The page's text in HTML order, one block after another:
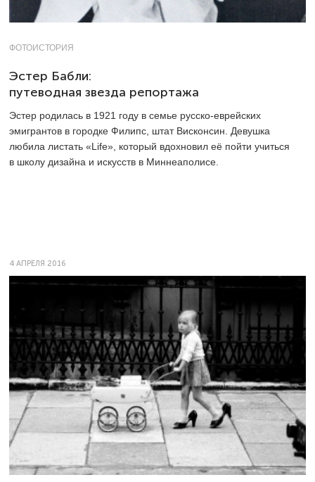
ФОТОИСТОРИЯ
Эстер Бабли:
путеводная звезда репортажа
Эстер родилась в 1921 году в семье русско-еврейских
эмигрантов в городке Филипс, штат Висконсин. Девушка
любила листать «Life», который вдохновил её пойти учиться
в школу дизайна и искусств в Миннеаполисе.
4 АПРЕЛЯ 2016